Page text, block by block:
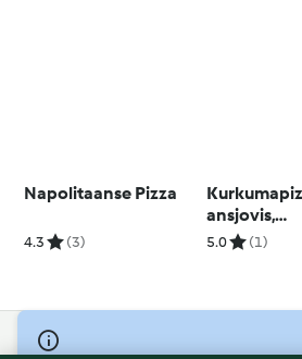
Napolitaanse Pizza
4.3 (3)
ansjovis,
5.0 (1)
© Copyright 2026